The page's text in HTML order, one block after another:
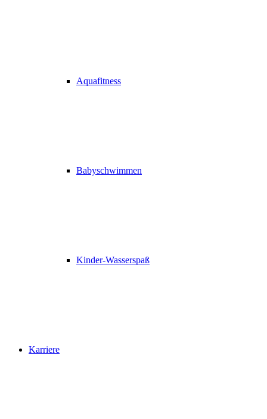
Aquafitness
Babyschwimmen
Kinder-Wasserspaß
Karriere